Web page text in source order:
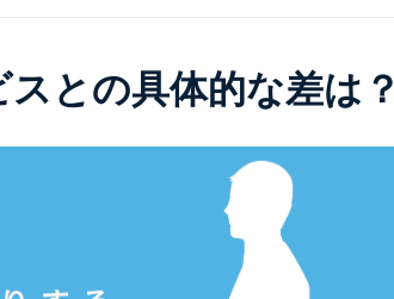
との具体的な差は？